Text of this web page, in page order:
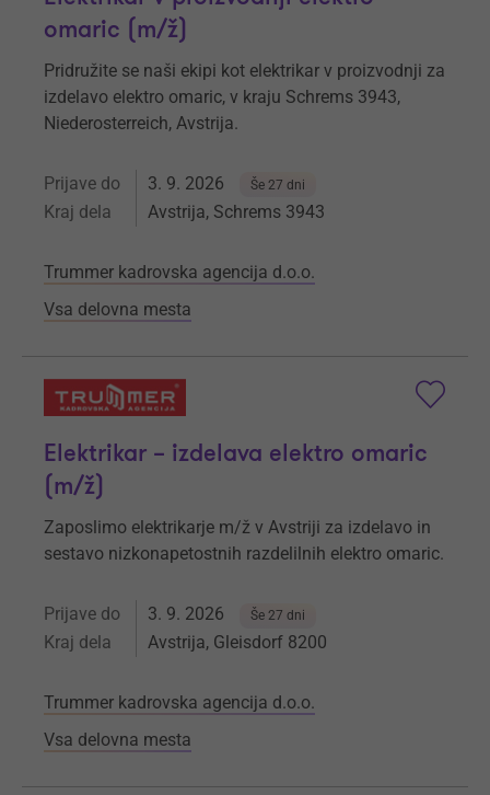
omaric (m/ž)
Pridružite se naši ekipi kot elektrikar v proizvodnji za
izdelavo elektro omaric, v kraju Schrems 3943,
Niederosterreich, Avstrija.
Prijave do 3. 9. 2026 Še 27 dni
Kraj dela Avstrija, Schrems 3943
Trummer kadrovska agencija d.o.o.
Vsa delovna mesta
Elektrikar – izdelava elektro omaric
(m/ž)
Zaposlimo elektrikarje m/ž v Avstriji za izdelavo in
sestavo nizkonapetostnih razdelilnih elektro omaric.
Prijave do 3. 9. 2026 Še 27 dni
Kraj dela Avstrija, Gleisdorf 8200
Trummer kadrovska agencija d.o.o.
Vsa delovna mesta